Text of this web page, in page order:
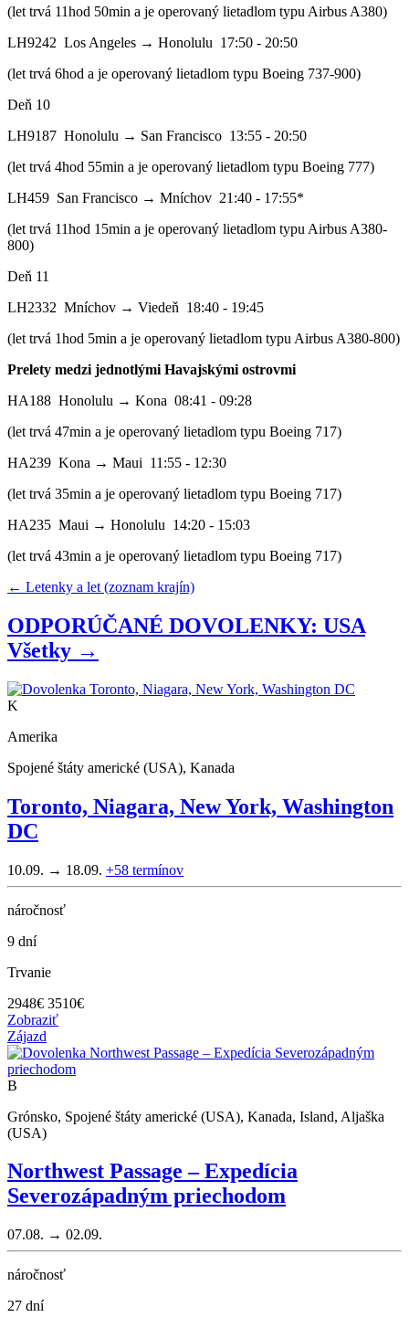
(let trvá 11hod 50min a je operovaný lietadlom typu Airbus A380)
LH9242 Los Angeles → Honolulu 17:50 - 20:50
(let trvá 6hod a je operovaný lietadlom typu Boeing 737-900)
Deň 10
LH9187 Honolulu → San Francisco 13:55 - 20:50
(let trvá 4hod 55min a je operovaný lietadlom typu Boeing 777)
LH459 San Francisco → Mníchov 21:40 - 17:55*
(let trvá 11hod 15min a je operovaný lietadlom typu Airbus A380-
800)
Deň 11
LH2332 Mníchov → Viedeň 18:40 - 19:45
(let trvá 1hod 5min a je operovaný lietadlom typu Airbus A380-800)
Prelety medzi jednotlými Havajskými ostrovmi
HA188 Honolulu → Kona 08:41 - 09:28
(let trvá 47min a je operovaný lietadlom typu Boeing 717)
HA239 Kona → Maui 11:55 - 12:30
(let trvá 35min a je operovaný lietadlom typu Boeing 717)
HA235 Maui → Honolulu 14:20 - 15:03
(let trvá 43min a je operovaný lietadlom typu Boeing 717)
← Letenky a let (zoznam krajín)
ODPORÚČANÉ DOVOLENKY: USA
Všetky →
K
Amerika
Spojené štáty americké (USA), Kanada
Toronto, Niagara, New York, Washington
DC
10.09. → 18.09. +58 termínov
náročnosť
9 dní
Trvanie
2948€ 3510€
Zobraziť
Zájazd
B
Grónsko, Spojené štáty americké (USA), Kanada, Island, Aljaška
(USA)
Northwest Passage – Expedícia
Severozápadným priechodom
07.08. → 02.09.
náročnosť
27 dní